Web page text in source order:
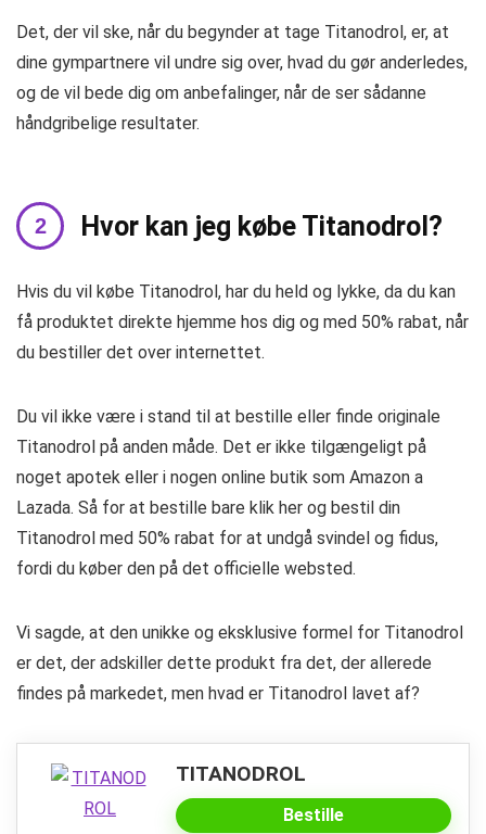
Det, der vil ske, når du begynder at tage Titanodrol, er, at
dine gympartnere vil undre sig over, hvad du gør anderledes,
og de vil bede dig om anbefalinger, når de ser sådanne
håndgribelige resultater.
Hvor kan jeg købe Titanodrol?
Hvis du vil købe Titanodrol, har du held og lykke, da du kan
få produktet direkte hjemme hos dig og med 50% rabat, når
du bestiller det over internettet.
Du vil ikke være i stand til at bestille eller finde originale
Titanodrol på anden måde. Det er ikke tilgængeligt på
noget apotek eller i nogen online butik som Amazon a
Lazada. Så for at bestille bare klik her og bestil din
Titanodrol med 50% rabat for at undgå svindel og fidus,
fordi du køber den på det officielle websted.
Vi sagde, at den unikke og eksklusive formel for Titanodrol
er det, der adskiller dette produkt fra det, der allerede
findes på markedet, men hvad er Titanodrol lavet af?
TITANODROL
Bestille